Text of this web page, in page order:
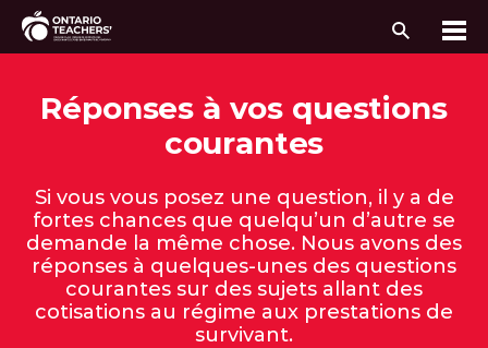
Réponses à vos questions
courantes
Si vous vous posez une question, il y a de
fortes chances que quelqu’un d’autre se
demande la même chose. Nous avons des
réponses à quelques-unes des questions
courantes sur des sujets allant des
cotisations au régime aux prestations de
survivant.